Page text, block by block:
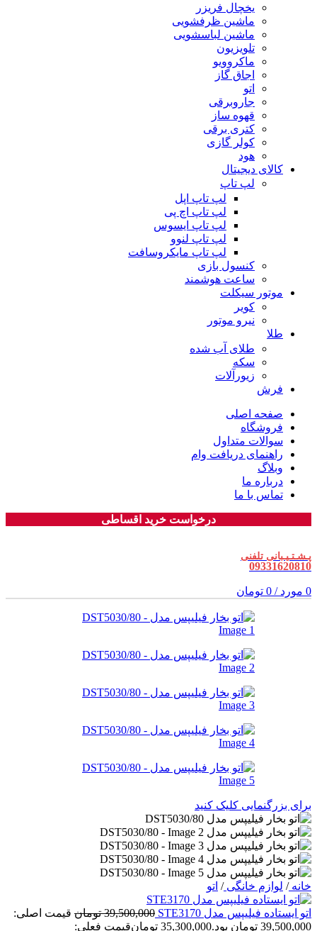
یخچال فریزر
ماشین ظرفشویی
ماشین لباسشویی
تلویزیون
ماکروویو
اجاق گاز
اتو
جاروبرقی
قهوه ساز
کتری برقی
کولر گازی
هود
کالای دیجیتال
لپ تاپ
لپ تاپ اپل
لپ تاپ اچ پی
لپ تاپ ایسوس
لپ تاپ لنوو
لپ تاپ مایکروسافت
کنسول بازی
ساعت هوشمند
موتور سیکلت
کویر
نیرو موتور
طلا
طلای آب شده
سکه
زیورآلات
فرش
صفحه اصلی
فروشگاه
سوالات متداول
راهنمای دریافت وام
وبلاگ
درباره ما
تماس با ما
درخواست خرید اقساطی
پـشـتـیـبانی تلفنی
09331620810
0 مورد /
0 تومان
برای بزرگنمایی کلیک کنید
خانه/ لوازم خانگی/ اتو
اتو ایستاده فیلیپس مدل STE3170 39,500,000 تومان قیمت اصلی:
39,500,000 تومان بود.
35,300,000 تومانقیمت فعلی: